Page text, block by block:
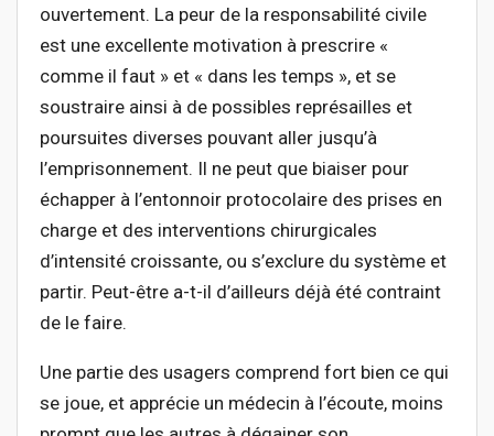
ouvertement. La peur de la responsabilité civile
est une excellente motivation à prescrire «
comme il faut » et « dans les temps », et se
soustraire ainsi à de possibles représailles et
poursuites diverses pouvant aller jusqu’à
l’emprisonnement. Il ne peut que biaiser pour
échapper à l’entonnoir protocolaire des prises en
charge et des interventions chirurgicales
d’intensité croissante, ou s’exclure du système et
partir. Peut-être a-t-il d’ailleurs déjà été contraint
de le faire.
Une partie des usagers comprend fort bien ce qui
se joue, et apprécie un médecin à l’écoute, moins